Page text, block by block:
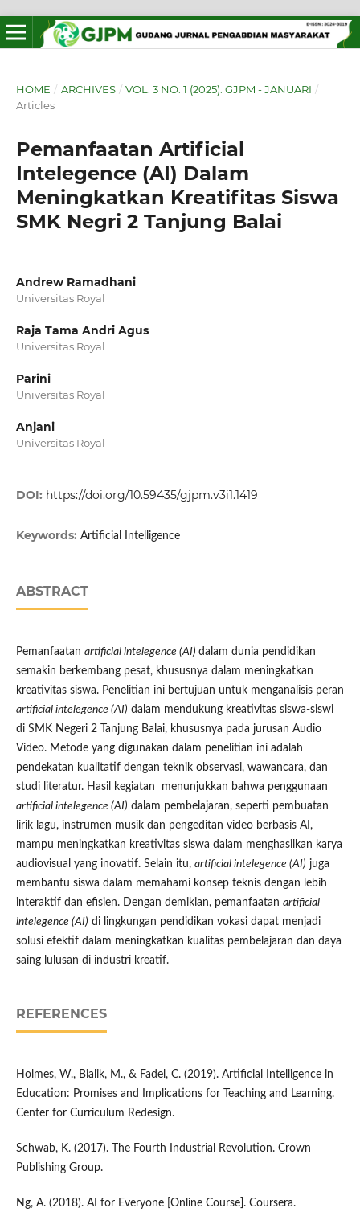
HOME / ARCHIVES / VOL. 3 NO. 1 (2025): GJPM - JANUARI /
Articles
Pemanfaatan Artificial
Intelegence (AI) Dalam
Meningkatkan Kreatifitas Siswa
SMK Negri 2 Tanjung Balai
Andrew Ramadhani
Universitas Royal
Raja Tama Andri Agus
Universitas Royal
Parini
Universitas Royal
Anjani
Universitas Royal
DOI: https://doi.org/10.59435/gjpm.v3i1.1419
Keywords: Artificial Intelligence
ABSTRACT
Pemanfaatan artificial intelegence (AI) dalam dunia pendidikan
semakin berkembang pesat, khususnya dalam meningkatkan
kreativitas siswa. Penelitian ini bertujuan untuk menganalisis peran
artificial intelegence (AI) dalam mendukung kreativitas siswa-siswi
di SMK Negeri 2 Tanjung Balai, khususnya pada jurusan Audio
Video. Metode yang digunakan dalam penelitian ini adalah
pendekatan kualitatif dengan teknik observasi, wawancara, dan
studi literatur. Hasil kegiatan menunjukkan bahwa penggunaan
artificial intelegence (AI) dalam pembelajaran, seperti pembuatan
lirik lagu, instrumen musik dan pengeditan video berbasis AI,
mampu meningkatkan kreativitas siswa dalam menghasilkan karya
audiovisual yang inovatif. Selain itu, artificial intelegence (AI) juga
membantu siswa dalam memahami konsep teknis dengan lebih
interaktif dan efisien. Dengan demikian, pemanfaatan artificial
intelegence (AI) di lingkungan pendidikan vokasi dapat menjadi
solusi efektif dalam meningkatkan kualitas pembelajaran dan daya
saing lulusan di industri kreatif.
REFERENCES
Holmes, W., Bialik, M., & Fadel, C. (2019). Artificial Intelligence in
Education: Promises and Implications for Teaching and Learning.
Center for Curriculum Redesign.
Schwab, K. (2017). The Fourth Industrial Revolution. Crown
Publishing Group.
Ng, A. (2018). AI for Everyone [Online Course]. Coursera.